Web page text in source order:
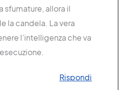
sfumature, allora il
la candela. La vera
l’intelligenza che va
Rispondi